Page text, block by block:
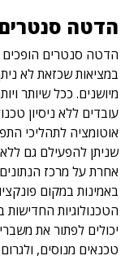
הדטה סנטרים של
הדטה סנטרים הופכים
במציאות שכזאת לא
מיושנים. ככל שיותר
עובדים ללא ניסיון
אוטומציה לתהליכי
שניתן להפעילם גם
אחרת על מרכז
באמינות במקום
הטכנולוגיות
יכולים לפתור את
טכנאים מנוסים,